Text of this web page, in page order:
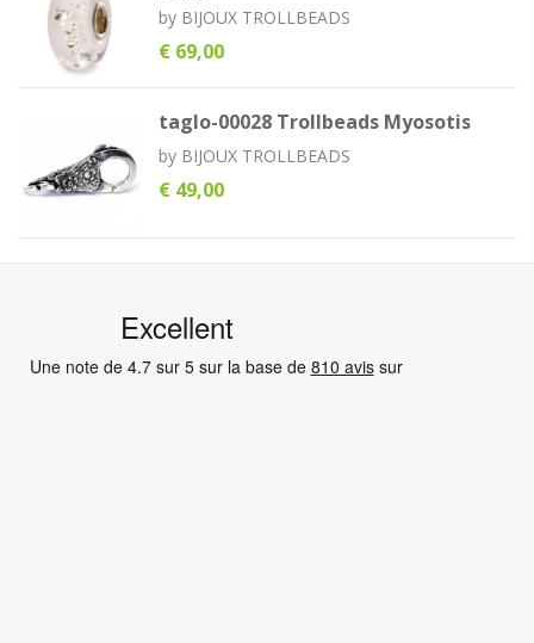
by BIJOUX TROLLBEADS
€ 69,00
taglo-00028 Trollbeads Myosotis
by BIJOUX TROLLBEADS
€ 49,00